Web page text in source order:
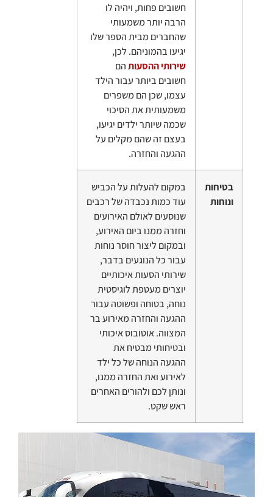
חשובים פחות, ויהיה לו
הרבה יותר משמעותי
שהחברים מבית הספר שלו
יגיעו בהמוניהם. לכן,
שירותי ההסעותהם
חשובים ביותר עבור הילד
עצמו, שכן הם משפרים
משמעותית את הסיכוי
שכמה שיותר ילדים יגיעו,
בעצם זה שהם מקלים על
ההגעה והחזרה.
בטיחות
ונוחות
במקום להעלות על הכביש
עוד כמות נכבדה של רכבים
שנוסעים לאולם האירועים
וחזרה ממנו ביום האירוע,
ובמקום ליצור חוסר נוחות
עבור כל הנוגעים בדבר,
שירותי הסעות איכותיים
יוצרים מעטפת לוגיסטית
נוחה, בטוחה ופשוטה עבור
ההגעה והחזרה מאירוע בר
המצווה. אוטובוס איכותי
ובטיחותי מבטיח את
ההגעה הנוחה של כל ילד
לאירוע ואת החזרה ממנו,
ונותן לכם ולהורים האחרים
ראש שקט.